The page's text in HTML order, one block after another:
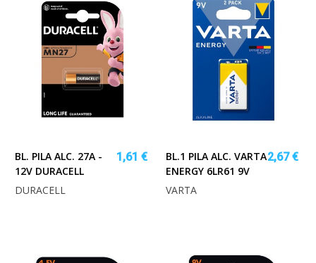
BL. PILA ALC. 27A -
12V DURACELL
1,61 €
DURACELL
BL.1 PILA ALC. VARTA
ENERGY 6LR61 9V
2,67 €
VARTA